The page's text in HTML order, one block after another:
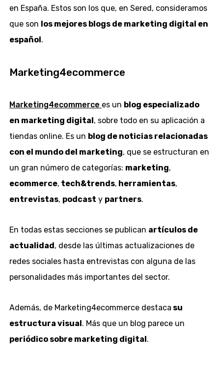
en España. Estos son los que, en Sered, consideramos
que son los mejores blogs de marketing digital en
español.
Marketing4ecommerce
Marketing4ecommerce es un blog especializado
en marketing digital, sobre todo en su aplicación a
tiendas online. Es un blog de noticias relacionadas
con el mundo del marketing, que se estructuran en
un gran número de categorías: marketing,
ecommerce, tech&trends, herramientas,
entrevistas, podcast y partners.
En todas estas secciones se publican artículos de
actualidad, desde las últimas actualizaciones de
redes sociales hasta entrevistas con alguna de las
personalidades más importantes del sector.
Además, de Marketing4ecommerce destaca su
estructura visual. Más que un blog parece un
periódico sobre marketing digital.